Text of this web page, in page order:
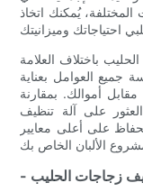
المختلفة، يُمكنك اتخاذ
باختلاف العلامة
جميع العوامل بعناية
أموالك. بمقارنة
على آلة تنظيف
على أعلى معايير
زجاجات الحليب